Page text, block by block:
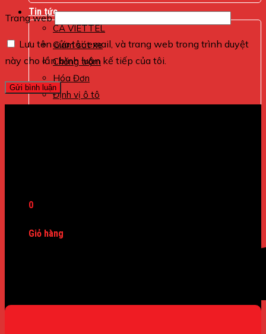
Tin tức
CA VIETTEL
Giám sát xe
Chống trộm
Hóa Đơn
Định vị ô tô
0
Giỏ hàng
Trang web
Lưu tên của tôi, email, và trang web trong trình duyệt
này cho lần bình luận kế tiếp của tôi.